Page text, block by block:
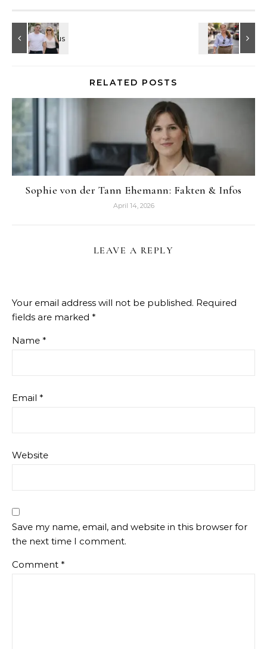
RELATED POSTS
Sophie von der Tann Ehemann: Fakten & Infos
April 14, 2026
LEAVE A REPLY
Your email address will not be published. Required
fields are marked *
Name *
Email *
Website
Save my name, email, and website in this browser for
the next time I comment.
Comment *